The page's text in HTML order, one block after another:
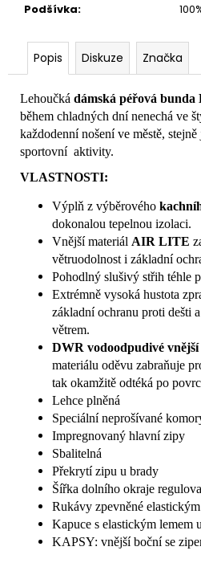
Podšívka:
Popis Diskuze Značka
Lehoučká dámská péřová bunda
během chladných dní nenechá ve
každodenní nošení ve městě,
sportovní aktivity.
VLASTNOSTI:
Výplň z výběrového
dokonalou tepelnou izolaci.
Vnější materiál AIR LITE
větruodolnost i základní
Pohodlný slušivý střih téhle
Extrémně vysoká hustota
základní ochranu proti dešti
větrem.
DWR vodoodpudivé vnější
materiálu oděvu zabraňuje
tak okamžitě odtéká po
Lehce plněná
Speciální neprošívané
Impregnovaný hlavní zipy
Sbalitelná
Překrytí zipu u brady
Šířka dolního okraje
Rukávy zpevněné
Kapuce s elastickým lemem
KAPSY: vnější boční se